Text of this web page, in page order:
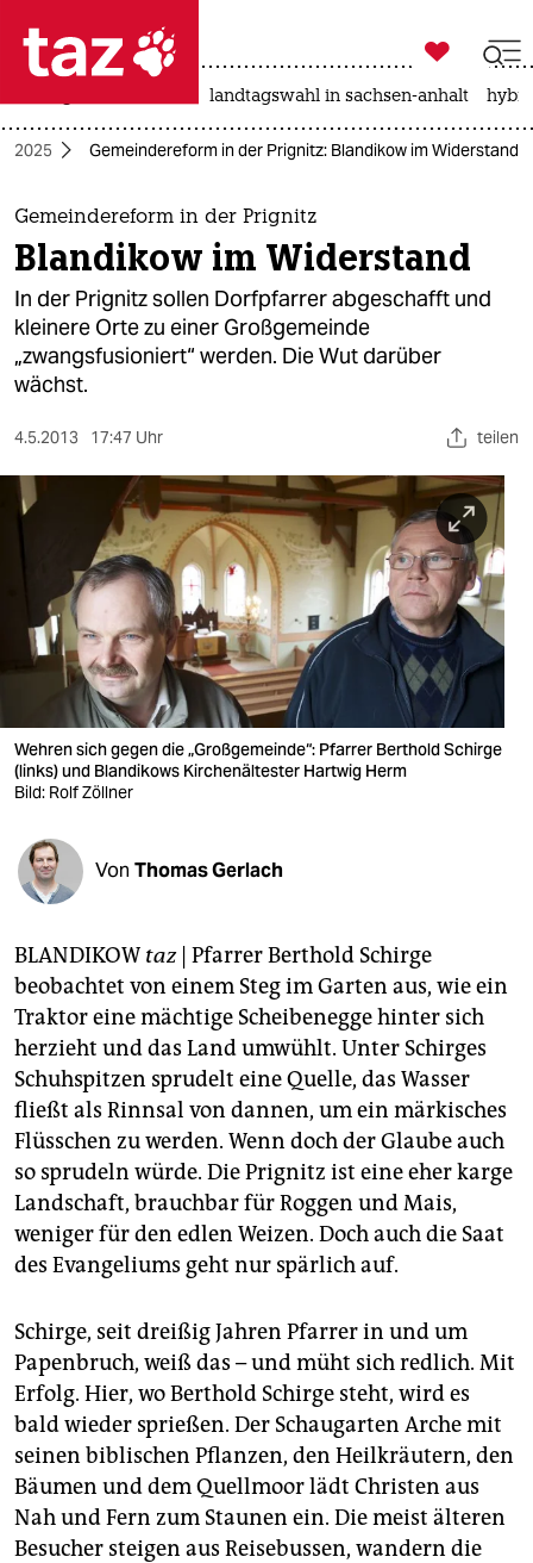
 taz zahl ich
taz zahl ich
themen
politik
öko
gesellschaft
kultur
sport
nord
wahrheit
verlag
verlag
veranstaltungen
shop
fragen & hilfe
abo
genossenschaft
epaper login

taz zahl ich
landtagswahl in sachsen-anhalt
2025 Gemeindereform in der Prignitz: Blandikow im Widerstand
Gemeindereform in der Prignitz
Blandikow im Widerstand
In der Prignitz sollen Dorfpfarrer abgeschafft und
kleinere Orte zu einer Großgemeinde
„zwangsfusioniert“ werden. Die Wut darüber
wächst.
4.5.2013 17:47 Uhr teilen
Wehren sich gegen die „Großgemeinde“: Pfarrer Berthold Schirge
(links) und Blandikows Kirchenältester Hartwig Herm
Bild: Rolf Zöllner
Von Thomas Gerlach
BLANDIKOW taz| Pfarrer Berthold Schirge
beobachtet von einem Steg im Garten aus, wie ein
Traktor eine mächtige Scheibenegge hinter sich
herzieht und das Land umwühlt. Unter Schirges
Schuhspitzen sprudelt eine Quelle, das Wasser
fließt als Rinnsal von dannen, um ein märkisches
Flüsschen zu werden. Wenn doch der Glaube auch
so sprudeln würde. Die Prignitz ist eine eher karge
Landschaft, brauchbar für Roggen und Mais,
weniger für den edlen Weizen. Doch auch die Saat
des Evangeliums geht nur spärlich auf.
Schirge, seit dreißig Jahren Pfarrer in und um
Papenbruch, weiß das – und müht sich redlich. Mit
Erfolg. Hier, wo Berthold Schirge steht, wird es
bald wieder sprießen. Der Schaugarten Arche mit
seinen biblischen Pflanzen, den Heilkräutern, den
Bäumen und dem Quellmoor lädt Christen aus
Nah und Fern zum Staunen ein. Die meist älteren
Besucher steigen aus Reisebussen, wandern die